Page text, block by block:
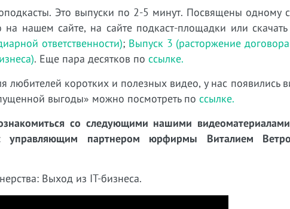
Это выпуски по 2-5 минут. Посвящены одному
нашем сайте, на сайте подкаст-площадки или
ответственности); Выпуск 3 (расторжение
. Еще пара десятков по ссылке.
любителей коротких и полезных видео, у нас появились
выгоды» можно посмотреть по ссылке.
со следующими нашими
управляющим партнером юрфирмы Виталием
Выход из IT-бизнеса.